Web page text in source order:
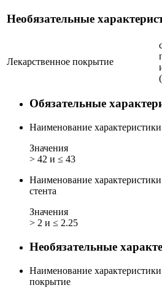
Необязательные
Лекарственное покрытие
Обязательные
Наименование характеристики
Значения
> 42 и ≤ 43
Наименование характеристики
стента
Значения
> 2 и ≤ 2.25
Необязательные
Наименование характеристики
покрытие